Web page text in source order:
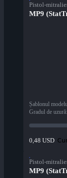
Pistol-
MP9
Șablonul
Gradul de uzură:
0,48 USD
Pistol-
MP9